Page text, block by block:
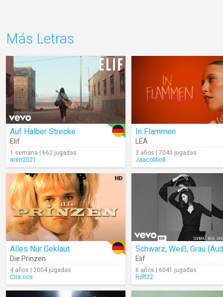
Más Letras
Auf Halber Strecke
Elif
1 semana | 662 jugadas
aren2021
In Flammen
LEA
3 años | 7040 jugadas
Jaacobbo8
Alles Nur Geklaut
Die Prinzen
4 años | 2004 jugadas
Cris.rios
Schwarz, Weiß, Grau
Elif
6 años | 6041 jugadas
Rdlf22